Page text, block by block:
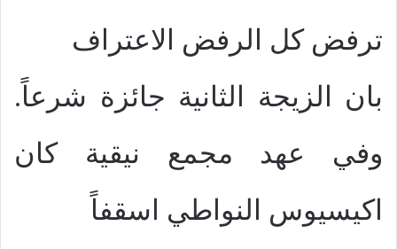
ترفض كل الرفض الاعتراف
بان الزيجة الثانية جائزة شرعاً.
وفي عهد مجمع نيقية كان
اكيسيوس النواطي اسقفاً